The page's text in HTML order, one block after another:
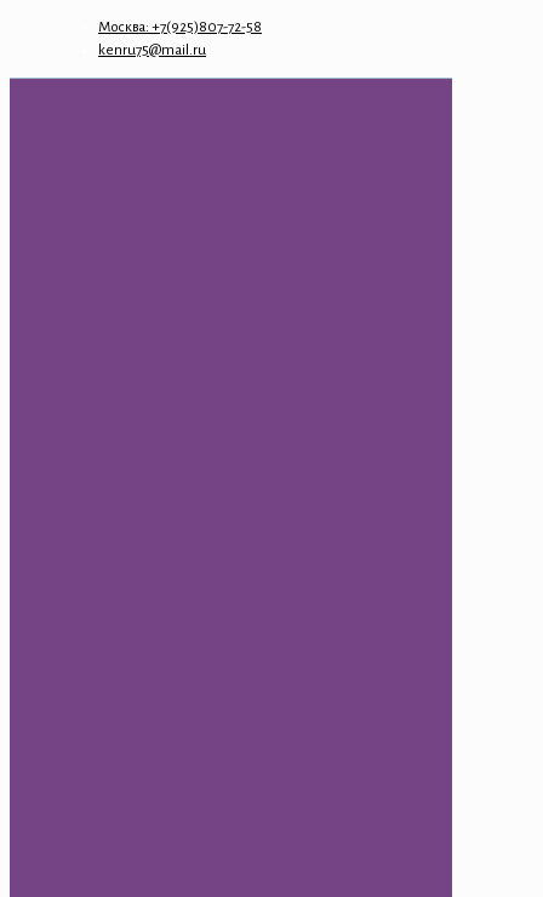
Москва: +7(925)807-72-58
kenru75@mail.ru